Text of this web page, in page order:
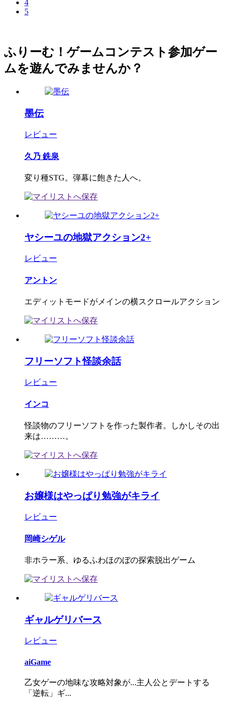
4
5
ふりーむ！ゲームコンテスト参加ゲー
ムを遊んでみませんか？
墨伝
レビュー
久乃 銑泉
変り種STG。弾幕に飽きた人へ。
ヤシーユの地獄アクション2+
レビュー
アントン
エディットモードがメインの横スクロールアクション
フリーソフト怪談余話
レビュー
インコ
怪談物のフリーソフトを作った製作者。しかしその出
来は………。
お嬢様はやっぱり勉強がキライ
レビュー
岡崎シゲル
非ホラー系、ゆるふわほのぼの探索脱出ゲーム
ギャルゲリバース
レビュー
aiGame
乙女ゲーの地味な攻略対象が...主人公とデートする
「逆転」ギ...